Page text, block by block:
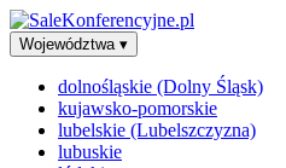
Województwa ▾
dolnośląskie (Dolny Śląsk)
kujawsko-pomorskie
lubelskie (Lubelszczyzna)
lubuskie